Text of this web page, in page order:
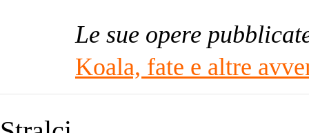
Le sue opere
Koala, fate e altre